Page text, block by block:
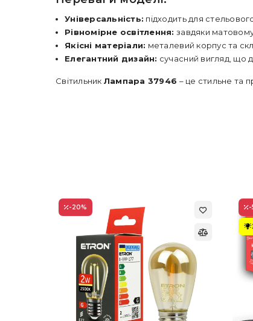
Універсальність: підходить для
Рівномірне освітлення: завдяки
Якісні матеріали: металевий корпус та
Елегантний дизайн: сучасний вигляд, що
Світильник Лампара 37946 – це стильне та
-20% -